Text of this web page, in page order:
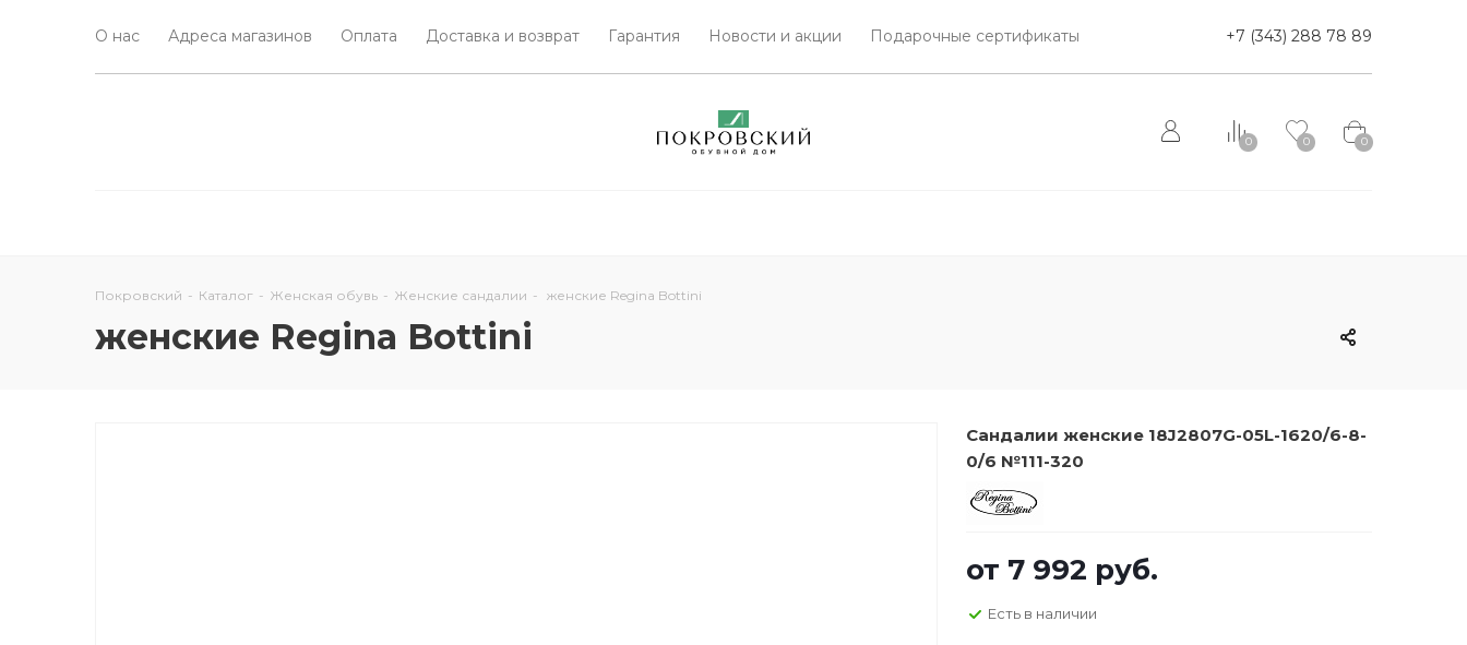
О нас Адреса магазинов Оплата Доставка и возврат Гарантия Новости и акции Подарочные сертификаты +7 (343) 288 78 89
0 0 0
Покровский - Каталог - Женская обувь - Женские сандалии - женские Regina Bottini
женские Regina Bottini
Сандалии женские 18J2807G-05L-1620/6-8-
0/6 №111-320
от 7 992 руб.
Есть в наличии